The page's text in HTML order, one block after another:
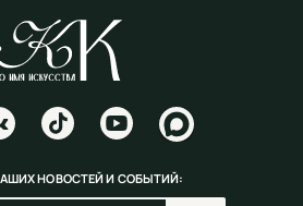
НОВОСТЕЙ И СОБЫТИЙ: